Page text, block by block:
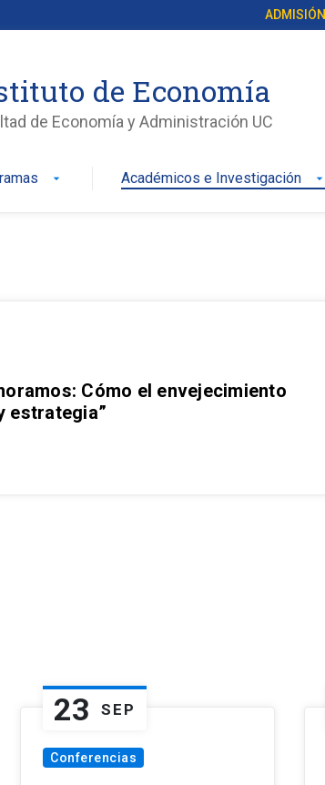
ADMISIÓN
de Economía
de Economía y Administración UC
arrow_drop_down Académicos e Investigación arrow_drop_down
Cómo el envejecimiento
estrategia”
23 SEP
Conferencias